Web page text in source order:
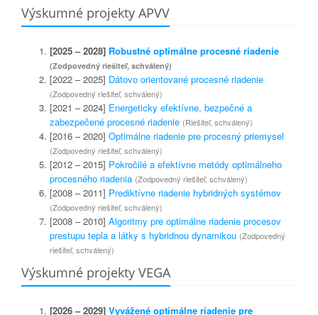
Výskumné projekty APVV
[2025 – 2028] Robustné optimálne procesné riadenie
(Zodpovedný riešiteľ, schválený)
[2022 – 2025] Dátovo orientované procesné riadenie
(Zodpovedný riešiteľ, schválený)
[2021 – 2024] Energeticky efektívne, bezpečné a
zabezpečené procesné riadenie (Riešiteľ, schválený)
[2016 – 2020] Optimálne riadenie pre procesný priemysel
(Zodpovedný riešiteľ, schválený)
[2012 – 2015] Pokročilé a efektívne metódy optimálneho
procesného riadenia (Zodpovedný riešiteľ, schválený)
[2008 – 2011] Prediktívne riadenie hybridných systémov
(Zodpovedný riešiteľ, schválený)
[2008 – 2010] Algoritmy pre optimálne riadenie procesov
prestupu tepla a látky s hybridnou dynamikou (Zodpovedný
riešiteľ, schválený)
Výskumné projekty VEGA
[2026 – 2029] Vyvážené optimálne riadenie pre